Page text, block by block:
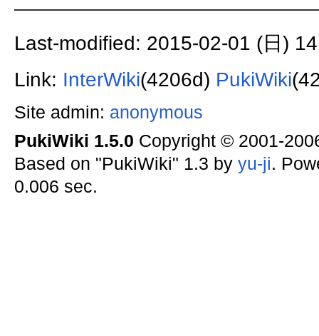
Last-modified: 2015-02-01 (日)
Link: InterWiki(4206d) PukiWiki
Site admin: anonymous
PukiWiki 1.5.0 Copyright © 2001-
Based on "PukiWiki" 1.3 by yu-ji.
0.006 sec.